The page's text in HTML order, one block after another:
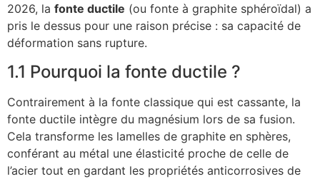
2026, la fonte ductile (ou fonte à graphite sphéroïdal) a
pris le dessus pour une raison précise : sa capacité de
déformation sans rupture.
1.1 Pourquoi la fonte ductile ?
Contrairement à la fonte classique qui est cassante, la
fonte ductile intègre du magnésium lors de sa fusion.
Cela transforme les lamelles de graphite en sphères,
conférant au métal une élasticité proche de celle de
l’acier tout en gardant les propriétés anticorrosives de